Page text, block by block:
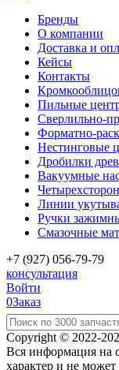
Бренды
О компании
Доставка и
Кейсы
Контакты
Пильные
Сверлильно-
Форматно-
Нестинговые
Дробилки
Вакуумные
Линии
Ручки
Смазочные
+7 (927) 056-79-79
консультация
Войти
0Заказ
Copyright © 2022-
Вся информация на
характер и не